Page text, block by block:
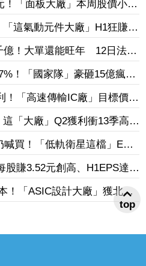
！「面板大廠」本周股價小漲
入2191張、斥資5349萬元
這氣動元件大廠」H1狂賺近
貨、全年營收拚新高
億！大單還能旺年 12日法說
！「國家隊」豪砸15億瘋搶
另掃2.4萬張反1登買超王
！「高速傳輸IC廠」目標價上
發迎旺季效應
「大廠」Q2獲利衝13季高
機
買！「低軌衛星這檔」EPS
心市場猛添營運動能
股賺3.52元創高、H1EPS達
猷、年增96.88%
！「ASIC設計大廠」獲北美
收飆158%
top